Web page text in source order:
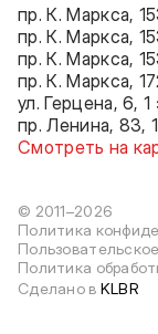
© 2011–2026
Политика
Политика
Сделано в KLBR
пр. К. Маркса,
пр. К. Маркса,
пр. К. Маркса,
пр. К. Маркса,
ул. Герцена, 6,
пр. Ленина, 83,
Смотреть на